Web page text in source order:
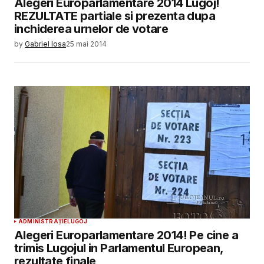
putin. Sad but true
RĂSPUNDE
Adresa ta de email nu va fi publicată.
Câmpurile obligatorii sunt marcate cu
Comment
Your Name*
Your E-mail*
REZULTATE partiale si prezenta dupa
inchiderea urnelor de votare
by Gabriel Iosa25 mai 2014
ADMINISTRAȚIELUGOJ
Alegeri Europarlamentare 2014! Pe cine a
trimis Lugojul in Parlamentul European,
rezultate finale